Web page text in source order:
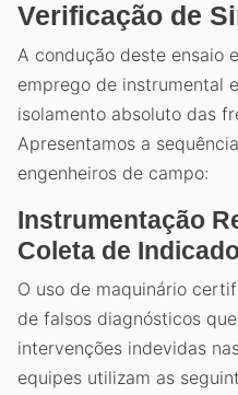
Verificação de
A condução deste ensaio
emprego de instrumental
isolamento absoluto das
Apresentamos a
engenheiros de campo:
Instrumentação
Coleta de
O uso de maquinário
de falsos diagnósticos
intervenções indevidas
equipes utilizam as